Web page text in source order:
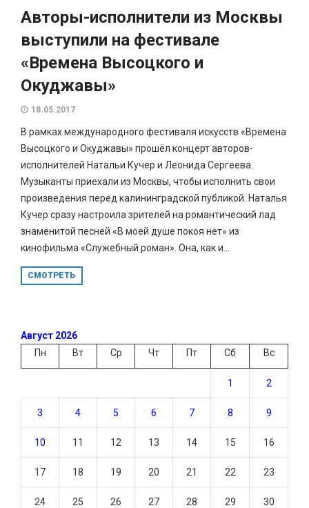
Авторы-исполнители из Москвы
выступили на фестивале
«Времена Высоцкого и
Окуджавы»
18.05.2017
В рамках международного фестиваля искусств «Времена
Высоцкого и Окуджавы» прошёл концерт авторов-
исполнителей Натальи Кучер и Леонида Сергеева.
Музыканты приехали из Москвы, чтобы исполнить свои
произведения перед калининградской публикой. Наталья
Кучер сразу настроила зрителей на романтический лад
знаменитой песней «В моей душе покоя нет» из
кинофильма «Служебный роман». Она, как и...
СМОТРЕТЬ
Август 2026
Пн
Вт Ср Чт Пт Сб Вс
1 2
3 4 5 6 7 8 9
10 11 12 13 14 15 16
17 18 19 20 21 22 23
24 25 26 27 28 29 30